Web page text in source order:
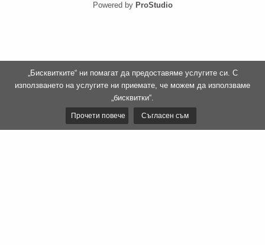
Powered by ProStudio
„Бисквитките“ ни помагат да предоставяме услугите си. С
използването на услугите ни приемате, че можем да използваме
„бисквитки“.
Прочети повече Съгласен съм